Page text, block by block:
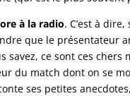
à la radio. C’est à dire,
que le présentateur
savez, ce sont ces chers
du match dont on se
ses petites